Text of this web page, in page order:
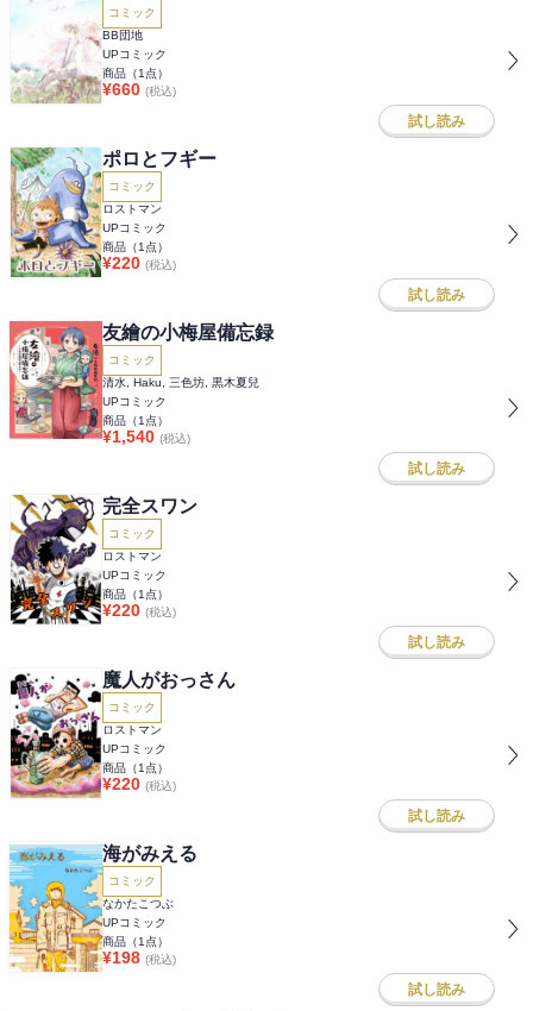
コミック
BB団地
UPコミック
商品（1 点）
¥660 (税込)
試し読み
ポロとフギー
コミック
ロストマン
UPコミック
商品（1 点）
¥220 (税込)
試し読み
友繪の小梅屋備忘録
コミック
清水, Haku, 三色坊, 黒木夏兒
UPコミック
商品（1 点）
¥1,540 (税込)
試し読み
完全スワン
コミック
ロストマン
UPコミック
商品（1 点）
¥220 (税込)
試し読み
魔人がおっさん
コミック
ロストマン
UPコミック
商品（1 点）
¥220 (税込)
試し読み
海がみえる
コミック
なかたこつぶ
UPコミック
商品（1 点）
¥198 (税込)
試し読み